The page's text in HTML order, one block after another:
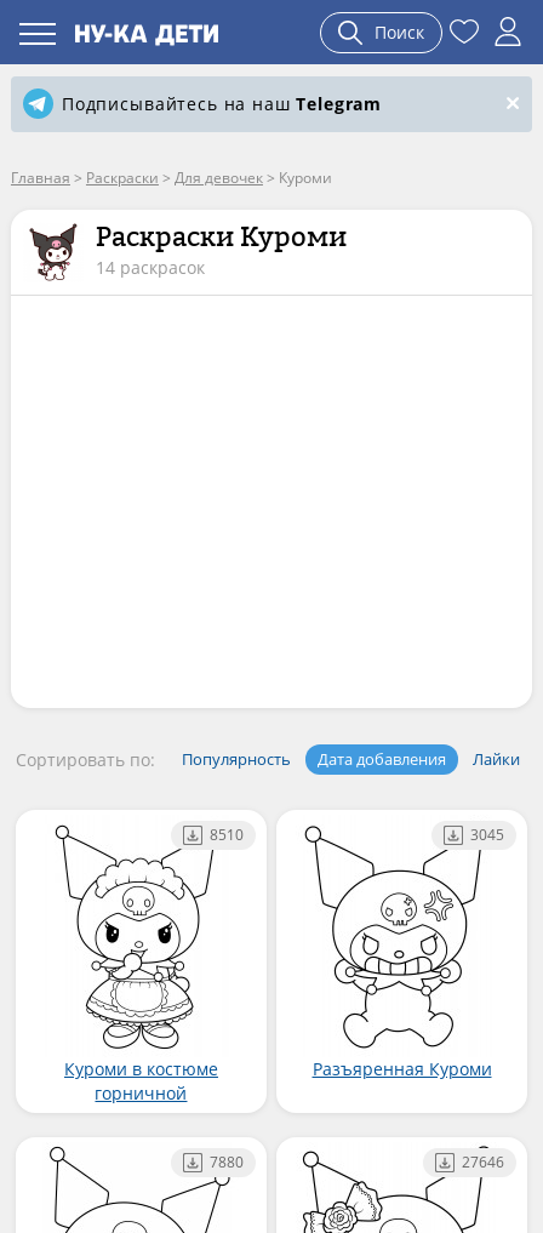
Поиск
Подписывайтесь на нашTelegram
Главная > Раскраски > Для девочек> Куроми
Раскраски Куроми
14 раскрасок
Сортировать по: Популярность Дата добавления Лайки
Куроми в костюме
горничной
8510
Разъяренная Куроми
3045
7880 27646